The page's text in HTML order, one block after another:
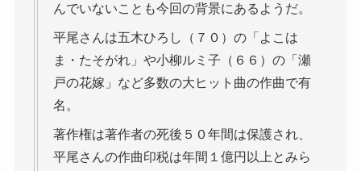
んでいないことも今回の背景にあるようだ。
平尾さんは五木ひろし（７０）の「よこは
ま・たそがれ」や小柳ルミ子（６６）の「瀬
戸の花嫁」など多数の大ヒット曲の作曲で有
名。
著作権は著作者の死後５０年間は保護され、
平尾さんの作曲印税は年間１億円以上とみら